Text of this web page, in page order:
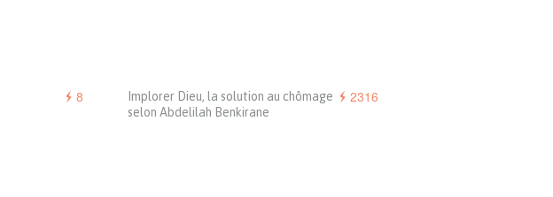
8 2316
Implorer Dieu, la solution au chômage
selon Abdelilah Benkirane